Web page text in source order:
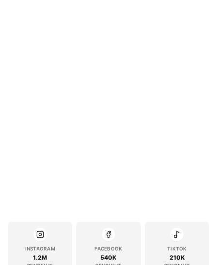
INSTAGRAM
1.2M
FACEBOOK
540K
TIKTOK
210K